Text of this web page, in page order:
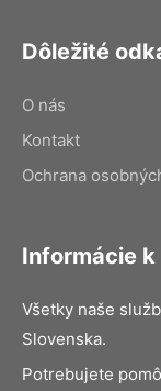
Dôležité
O nás
Kontakt
Ochrana
Informácie k
Všetky naše
Slovenska.
Potrebujete